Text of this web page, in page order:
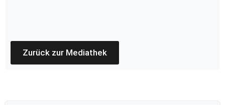
Zurück zur Mediathek